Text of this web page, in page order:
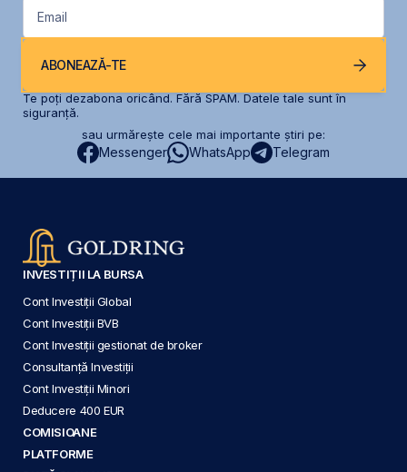
Email
ABONEAZĂ-TE
Te poți dezabona oricând. Fără SPAM. Datele tale sunt în
siguranță.
sau urmărește cele mai importante știri pe:
Messenger WhatsApp Telegram
INVESTIȚII LA BURSA
Cont Investiții Global
Cont Investiții BVB
Cont Investiții gestionat de broker
Consultanță Investiții
Cont Investiții Minori
Deducere 400 EUR
COMISIOANE
PLATFORME